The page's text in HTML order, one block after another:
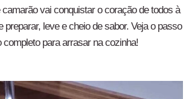
vai conquistar o coração de todos à
preparar, leve e cheio de sabor. Veja o passo
completo para arrasar na cozinha!